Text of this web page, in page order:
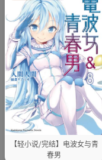
【轻小说/完结】电波女与青
春男